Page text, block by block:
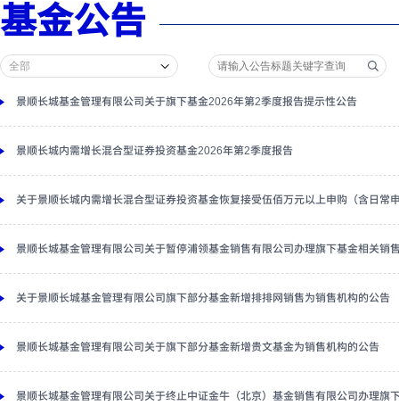
基金公告
景顺长城基金管理有限公司关于旗下基金2026年第2季度报告提示性公告
景顺长城内需增长混合型证券投资基金2026年第2季度报告
关于景顺长城内需增长混合型证券投资基金恢复接受伍佰万元以上申购（含日常
景顺长城基金管理有限公司关于暂停浦领基金销售有限公司办理旗下基金相关销
关于景顺长城基金管理有限公司旗下部分基金新增排排网销售为销售机构的公告
景顺长城基金管理有限公司关于旗下部分基金新增贵文基金为销售机构的公告
景顺长城基金管理有限公司关于终止中证金牛（北京）基金销售有限公司办理旗